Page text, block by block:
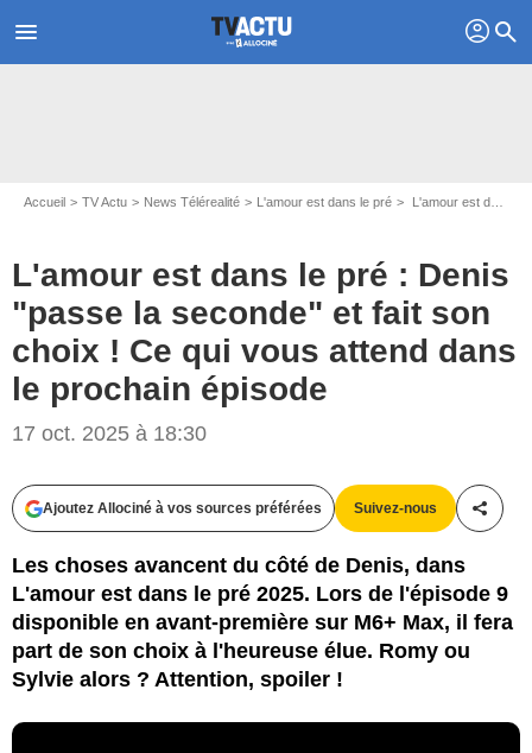
menu profil search
Accueil TV Actu News Télérealité L'amour est dans le pré L'amour est dans le pré : Denis "passe la seconde" et fait son choix ! Ce qui vous attend dans le prochain épisode
L'amour est dans le pré : Denis
"passe la seconde" et fait son
choix ! Ce qui vous attend dans
le prochain épisode
17 oct. 2025 à 18:30
Ajoutez Allociné à vos sources préférées Suivez-nous
Les choses avancent du côté de Denis, dans
L'amour est dans le pré 2025. Lors de l'épisode 9
disponible en avant-première sur M6+ Max, il fera
part de son choix à l'heureuse élue. Romy ou
Sylvie alors ? Attention, spoiler !